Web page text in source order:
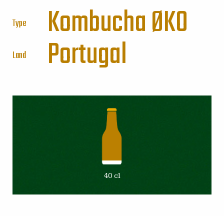
Type KombuchaØKO
Land Portugal
40 cl